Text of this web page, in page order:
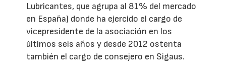
Lubricantes, que agrupa al 81% del mercado
en España) donde ha ejercido el cargo de
vicepresidente de la asociación en los
últimos seis años y desde 2012 ostenta
también el cargo de consejero en Sigaus.